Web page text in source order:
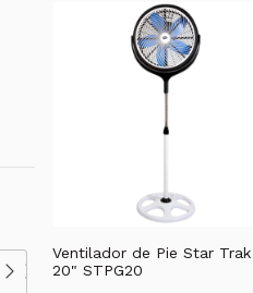
Ventilador de Pie Star Trak
20" STPG20